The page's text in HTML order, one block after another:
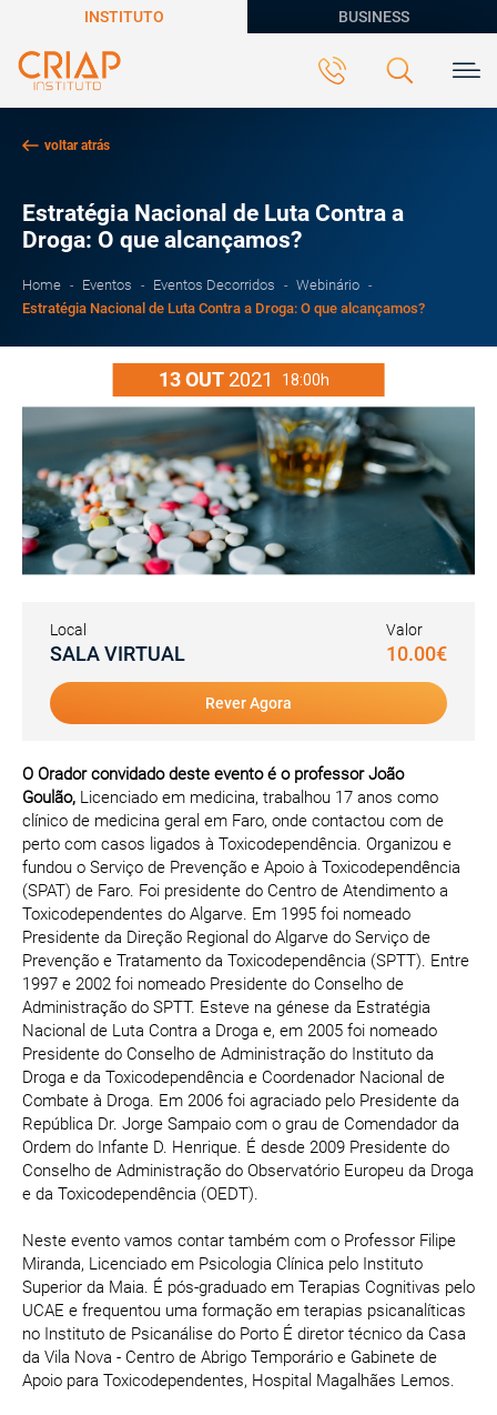
INSTITUTO BUSINESS
voltar atrás
Estratégia Nacional de Luta Contra a
Droga: O que alcançamos?
Home Eventos Eventos Decorridos
Webinário
Estratégia Nacional de Luta Contra a Droga: O que alcançamos?
13OUT 2021 18:00h
Local
SALA VIRTUAL
Valor
10.00€
Rever Agora
O Orador convidado deste evento é o professor João
Goulão, Licenciado em medicina, trabalhou 17 anos como
clínico de medicina geral em Faro, onde contactou com de
perto com casos ligados à Toxicodependência. Organizou e
fundou o Serviço de Prevenção e Apoio à Toxicodependência
(SPAT) de Faro. Foi presidente do Centro de Atendimento a
Toxicodependentes do Algarve. Em 1995 foi nomeado
Presidente da Direção Regional do Algarve do Serviço de
Prevenção e Tratamento da Toxicodependência (SPTT). Entre
1997 e 2002 foi nomeado Presidente do Conselho de
Administração do SPTT. Esteve na génese da Estratégia
Nacional de Luta Contra a Droga e, em 2005 foi nomeado
Presidente do Conselho de Administração do Instituto da
Droga e da Toxicodependência e Coordenador Nacional de
Combate à Droga. Em 2006 foi agraciado pelo Presidente da
República Dr. Jorge Sampaio com o grau de Comendador da
Ordem do Infante D. Henrique. É desde 2009 Presidente do
Conselho de Administração do Observatório Europeu da Droga
e da Toxicodependência (OEDT).
Neste evento vamos contar também com o Professor Filipe
Miranda, Licenciado em Psicologia Clínica pelo Instituto
Superior da Maia. É pós-graduado em Terapias Cognitivas pelo
UCAE e frequentou uma formação em terapias psicanalíticas
no Instituto de Psicanálise do Porto É diretor técnico da Casa
da Vila Nova - Centro de Abrigo Temporário e Gabinete de
Apoio para Toxicodependentes, Hospital Magalhães Lemos.